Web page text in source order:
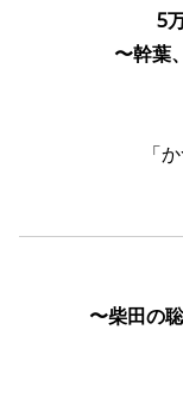
5
〜幹葉
「
〜柴田の